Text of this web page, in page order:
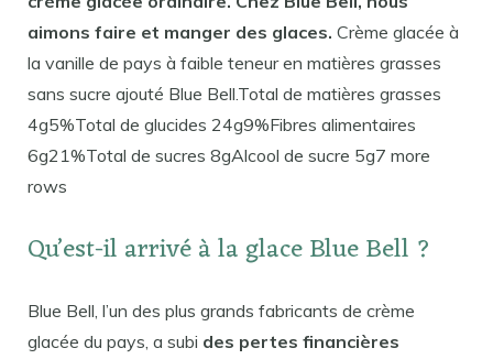
aimons faire et manger des glaces. Crème glacée à
la vanille de pays à faible teneur en matières grasses
sans sucre ajouté Blue Bell.Total de matières grasses
4g5%Total de glucides 24g9%Fibres alimentaires
6g21%Total de sucres 8gAlcool de sucre 5g7 more
rows
Qu’est-il arrivé à la glace Blue Bell ?
Blue Bell, l’un des plus grands fabricants de crème
glacée du pays, a subi des pertes financières